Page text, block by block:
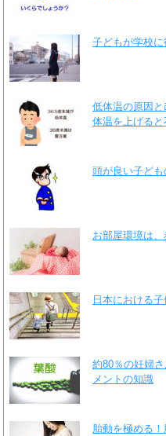
子どもが学校に
低体温の原因
体温を上げる
頭が良い子ど
お部屋環境は
日本における
約80％の妊婦
メントの知識
胎動を極める